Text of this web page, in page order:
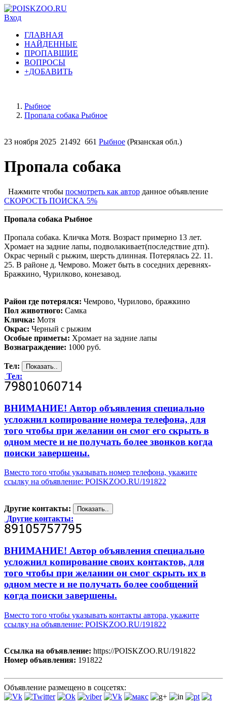
Вход
ГЛАВНАЯ
НАЙДЕННЫЕ
ПРОПАВШИЕ
ВОПРОСЫ
+ДОБАВИТЬ
Рыбное
Пропала собака Рыбное
23 ноября 2025 21492 661 Рыбное (Рязанская обл.)
Пропала собака
Нажмите чтобы посмотреть как автор данное объявление
СКОРОСТЬ ПОИСКА 5%
Пропала собака Рыбное
Пропала собака. Кличка Мотя. Возраст примерно 13 лет.
Хромает на задние лапы, подволакивает(последствие дтп).
Окрас черный с рыжим, шерсть длинная. Потерялась 22. 11.
25. В районе д. Чемрово. Может быть в соседних деревнях-
Бражкино, Чурилково, конезавод.
Район где потерялся: Чемрово, Чурилово, бражкино
Пол животного: Самка
Кличка: Мотя
Окрас: Черный с рыжим
Особые приметы: Хромает на задние лапы
Вознаграждение: 1000 руб.
Тел:
Тел:
ВНИМАНИЕ! Автор объявления специально
усложнил копирование номера телефона, для
того чтобы при желании он смог его скрыть в
одном месте и не получать более звонков когда
поиски завершены.
Вместо того чтобы указывать номер телефона, укажите
ссылку на объявление: POISKZOO.RU/191822
Другие контакты:
Другие контакты:
ВНИМАНИЕ! Автор объявления специально
усложнил копирование своих контактов, для
того чтобы при желании он смог скрыть их в
одном месте и не получать более сообщений
когда поиски завершены.
Вместо того чтобы указывать контакты автора, укажите
ссылку на объявление: POISKZOO.RU/191822
Ссылка на объявление: https://POISKZOO.RU/191822
Номер объявления: 191822
Объявление размещено в соцсетях: